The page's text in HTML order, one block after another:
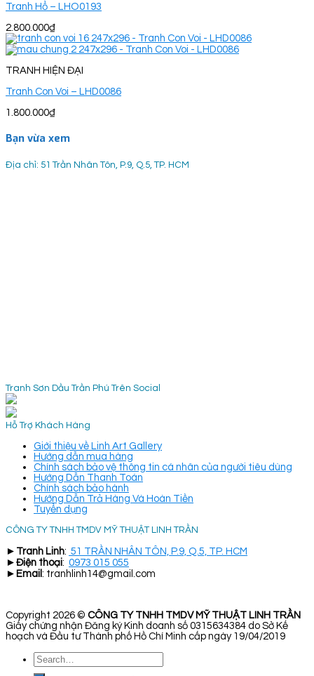
Tranh Hổ – LHO0193
2.800.000₫
TRANH HIỆN ĐẠI
Tranh Con Voi – LHD0086
1.800.000₫
Bạn vừa xem
Địa chỉ: 51 Trần Nhân Tôn, P.9, Q.5, TP. HCM
Tranh Sơn Dầu Trần Phú Trên Social
Hỗ Trợ Khách Hàng
Giới thiệu về Linh Art Gallery
Hướng dẫn mua hàng
Chính sách bảo vệ thông tin cá nhân của người tiêu dùng
Hướng Dẫn Thanh Toán
Chính sách bảo hành
Hướng Dẫn Trả Hàng Và Hoàn Tiền
Tuyển dụng
CÔNG TY TNHH TMDV MỸ THUẬT LINH TRẦN
► Tranh Linh: 51 TRẦN NHÂN TÔN, P.9, Q.5, TP. HCM
► Điện thoại: 0973 015 055
► Email : tranhlinh14@gmail.com
Copyright 2026 © CÔNG TY TNHH TMDV MỸ THUẬT LINH TRẦN
Giấy chứng nhận Đăng ký Kinh doanh số 0315634384 do Sở Kế
hoạch và Đầu tư Thành phố Hồ Chí Minh cấp ngày 19/04/2019
Search
for: